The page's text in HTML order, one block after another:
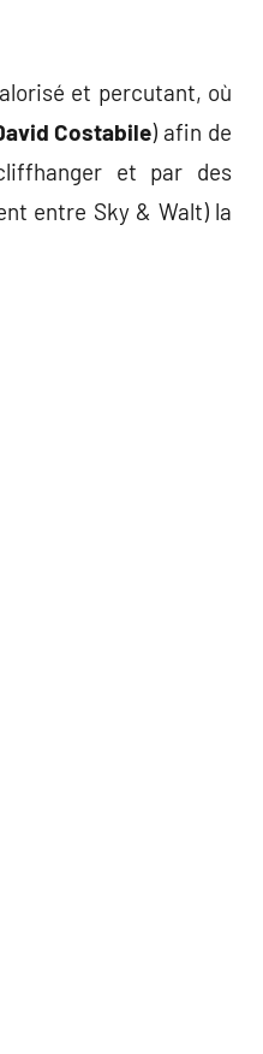
et percutant, où
Costabile) afin de
et par des
entre Sky & Walt) la